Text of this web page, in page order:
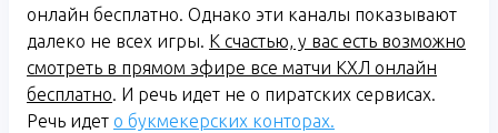
онлайн бесплатно. Однако эти каналы показывают
далеко не всех игры. К счастью, у вас есть возможно
смотреть в прямом эфире все матчи КХЛ онлайн
бесплатно. И речь идет не о пиратских сервисах.
Речь идет о букмекерских конторах.